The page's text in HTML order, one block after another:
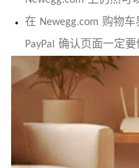
在 Newegg.com 购物
PayPal 确认页面一定